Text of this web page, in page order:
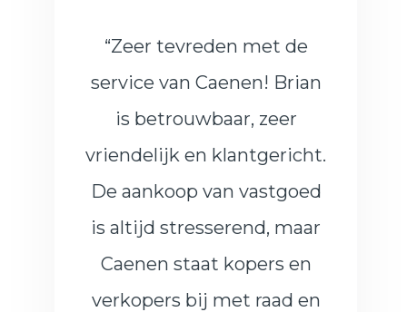
“Zeer tevreden met de
service van Caenen! Brian
is betrouwbaar, zeer
vriendelijk en klantgericht.
De aankoop van vastgoed
is altijd stresserend, maar
Caenen staat kopers en
verkopers bij met raad en